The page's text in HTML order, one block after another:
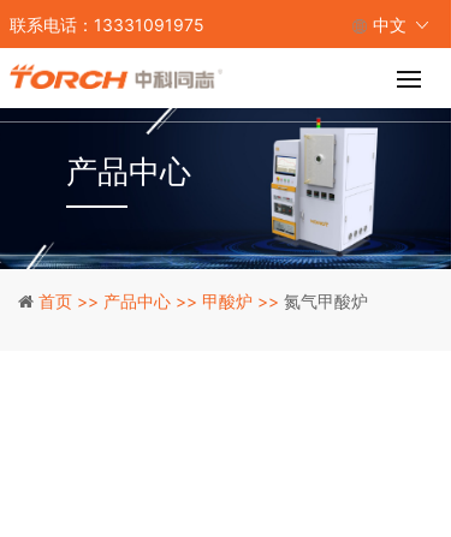
联系电话：13331091975 中文
产品中心
首页 >> 产品中心 >> 甲酸炉 >> 氮气甲酸炉